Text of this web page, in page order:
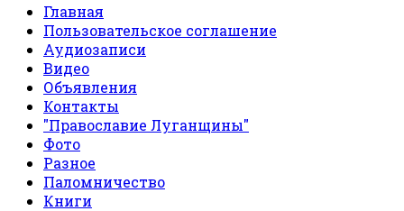
Главная
Пользовательское соглашение
Аудиозаписи
Видео
Объявления
Контакты
"Православие Луганщины"
Фото
Разное
Паломничество
Книги